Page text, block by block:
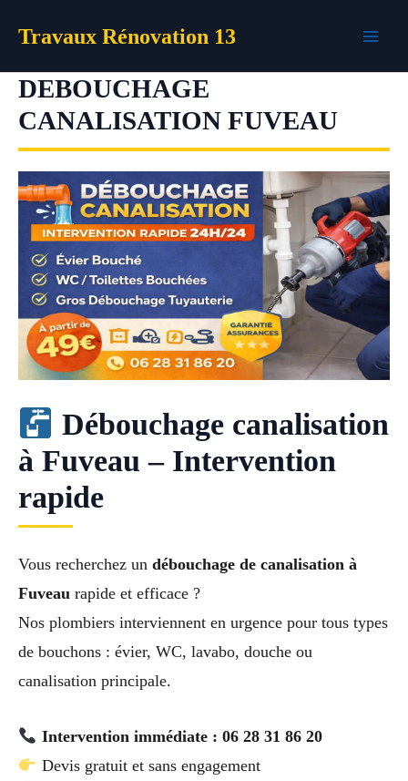
Travaux Rénovation 13
DEBOUCHAGE
CANALISATION FUVEAU
Débouchage canalisation
à Fuveau – Intervention
rapide
Vous recherchez un débouchage de canalisation à
Fuveau rapide et efficace ?
Nos plombiers interviennent en urgence pour tous types
de bouchons : évier, WC, lavabo, douche ou
canalisation principale.
Intervention immédiate : 06 28 31 86 20
Devis gratuit et sans engagement